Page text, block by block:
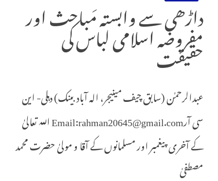
داڑھی سے وابستہ مَباحث اور
مفروضہ اسلامی لباس کی
حقیقت
عبدالرحمٰن (سابق چیف مینیجر، الہ آباد بینک) دہلی- این
سی آرEmail:rahman20645@gmail.com اللہ تعالیٰ
کے آخری پیغمبر اور مسلمانوں کے آقا و مولیٰ حضرت محمد
مصطفیٰ